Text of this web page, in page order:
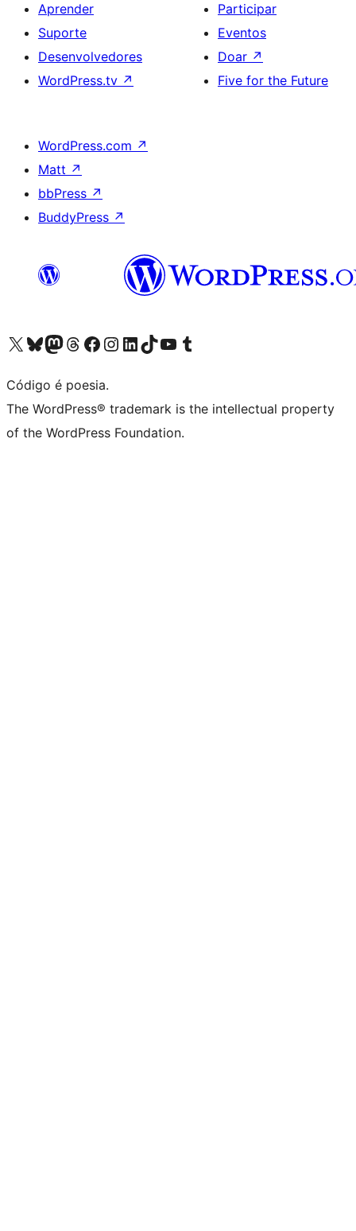
Aprender
Suporte
Desenvolvedores
WordPress.tv ↗
Participar
Eventos
Doar ↗
Five for the Future
WordPress.com ↗
Matt ↗
bbPress ↗
BuddyPress ↗
Acessar nossa conta do X (antigo Twitter)
Acessar nossa conta do Bluesky
Acessar nossa conta do Mastodon
Acessar nossa conta do Threads
Acessar nossa página do Facebook
Acessar nossa conta do Instagram
Acessar nossa conta do LinkedIn
Acessar nossa conta do TikTok
Acessar nosso canal do YouTube
Acessar nossa conta no Tumblr
Código é poesia.
The WordPress® trademark is the intellectual property
of the WordPress Foundation.